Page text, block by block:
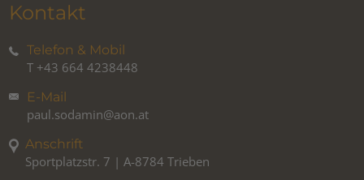
Kontakt
Telefon & Mobil
T +43 664 4238448
E-Mail
paul.sodamin@aon.at
Anschrift
Sportplatzstr. 7 | A-8784 Trieben